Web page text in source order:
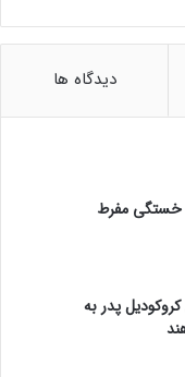
دیدگاه ها
خستگی مفرط
پدر به